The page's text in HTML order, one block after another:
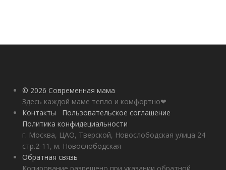
© 2026 Современная мама
Здесь каждой маме тепло и комфортно❤
Контакты
Пользовательское соглашение
Политика конфидециальности
г. Москва, ЦАО, Тверской, Новослободская улица 24
стр.2-11, м. Новослободская
Обратная связь